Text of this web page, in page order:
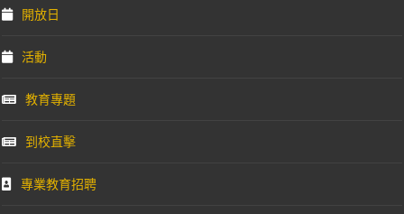
開放日
活動
教育專題
到校直擊
專業教育招聘